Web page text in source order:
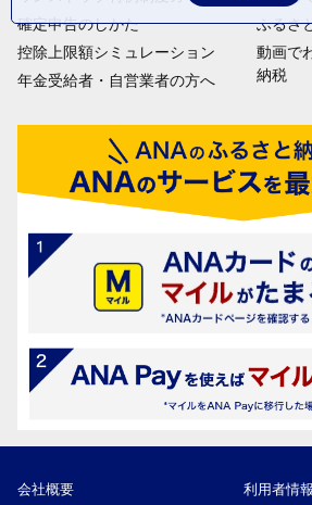
確定申告のしかた
控除上限額シミュレーション
年金受給者・自営業者の方へ
ふるさ
動画で
納税
会社概要 利用者情